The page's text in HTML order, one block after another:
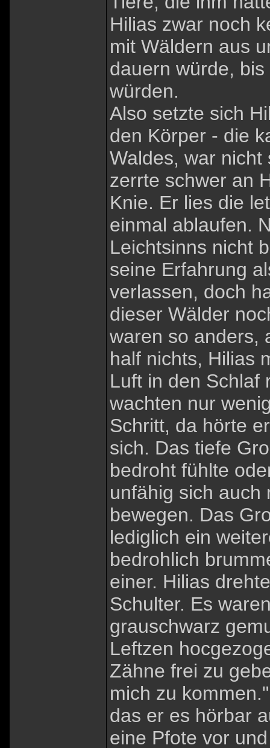
Hilias zwar noch
mit Wäldern aus
dauern würde,
würden.
Also setzte sich
den Körper - die
Waldes, war
zerrte schwer an
Knie. Er lies die
einmal ablaufen.
Leichtsinns nicht
seine Erfahrung
verlassen, doch
dieser Wälder
waren so anders,
half nichts, Hilias
Luft in den Schlaf
wachten nur
Schritt, da hörte
sich. Das tiefe
bedroht fühlte
unfähig sich auch
bewegen. Das
lediglich ein
bedrohlich
einer. Hilias
Schulter. Es
grauschwarz
Leftzen
Zähne frei zu
mich zu
das er es hörbar
eine Pfote vor